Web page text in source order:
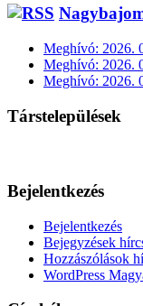
Meghívó: 2026.
Meghívó: 2026.
Meghívó: 2026.
Társtelepülések
Bejelentkezés
Bejelentkezés
Bejegyzések
Hozzászólások
WordPress